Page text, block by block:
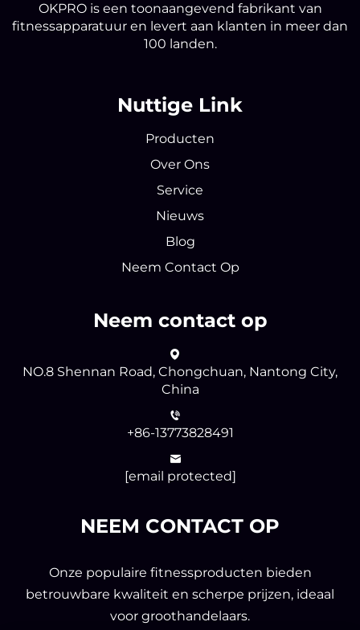
OKPRO is een toonaangevend fabrikant van
fitnessapparatuur en levert aan klanten in meer dan
100 landen.
Nuttige Link
Producten
Over Ons
Service
Nieuws
Blog
Neem Contact Op
Neem contact op
NO.8 Shennan Road, Chongchuan, Nantong City,
China
+86-13773828491
[email protected]
NEEM CONTACT OP
Onze populaire fitnessproducten bieden
betrouwbare kwaliteit en scherpe prijzen, ideaal
voor groothandelaars.